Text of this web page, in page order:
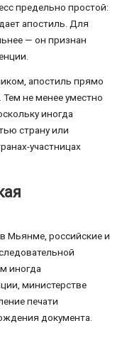
предельно простой:
апостиль. Для
— он признан
апостиль прямо
не менее уместно
иногда
страну или
участницах
Мьянме, российские и
иногда
министерстве
печати
документа.